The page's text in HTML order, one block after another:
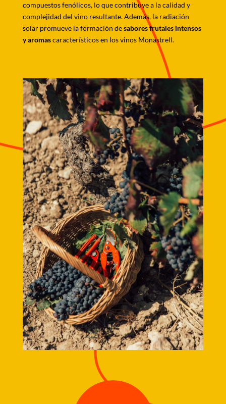
compuestos fenólicos, lo que contribuye a la calidad y
complejidad del vino resultante. Además, la radiación
solar promueve la formación desabores frutales intensos
y aromascaracterísticos en los vinos Monastrell.